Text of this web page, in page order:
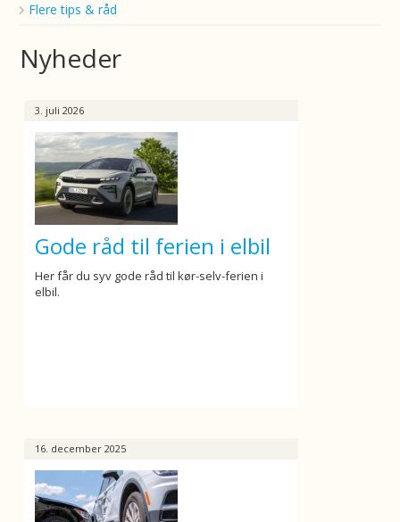
Flere tips & råd
Nyheder
Gode råd til ferien i elbil
Her får du syv gode råd til kør-selv-ferien i
elbil.
3. juli 2026
16. december 2025